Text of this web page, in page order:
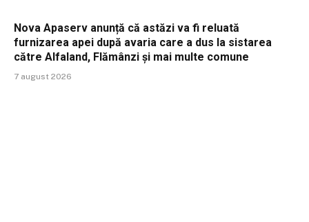
Nova Apaserv anunță că astăzi va fi reluată
furnizarea apei după avaria care a dus la sistarea
către Alfaland, Flămânzi și mai multe comune
7 august 2026